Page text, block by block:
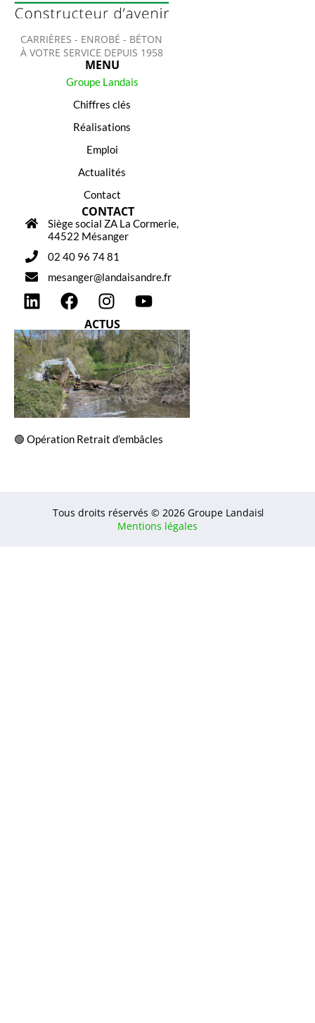
CARRIÈRES - ENROBÉ - BÉTON
À VOTRE SERVICE DEPUIS 1958
MENU
Groupe Landais
Chiffres clés
Réalisations
Emploi
Actualités
Contact
CONTACT
Siège social ZA La Cormerie,
44522 Mésanger
02 40 96 74 81
mesanger@landaisandre.fr
ACTUS
🟢 Opération Retrait d’embâcles
Tous droits réservés © 2026 Groupe Landais
Mentions légales